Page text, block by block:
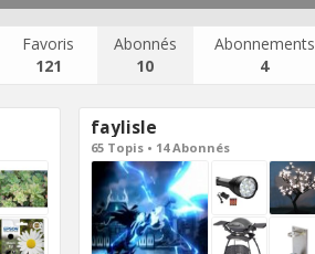
Favoris
121
Abonnés
10
Abonnements
4
faylisle
65 Topis • 14 Abonnés